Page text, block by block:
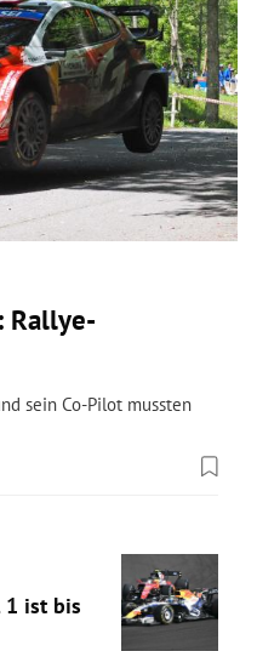
Rallye-
sein Co-Pilot mussten
1 ist bis